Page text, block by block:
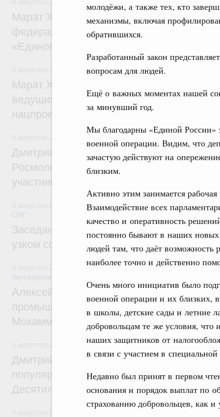
молодёжи, а также тех, кто
механизмы, включая
обратившихся.
Разработанный закон
вопросам для людей.
Ещё о важных моментах нашей
за минувший год.
Мы благодарны «Единой России»
военной операции. Видим, что
зачастую действуют на
близким.
Активно этим занимается
Взаимодействие всех
качество и оперативность
постоянно бывают в наших
людей там, что даёт возможность
наиболее точно и действенно
Очень много инициатив было
военной операции и их близких,
в школы, детские сады и летние
добровольцам те же условия,
наших защитников от
в связи с участием в
Недавно был принят в первом
основания и порядок выплат по
страхованию добровольцев, как
Марат Хуснуллин: Более 130
федерального значения построено под
«Единого заказчика»
Национальный проект «Инфраструктура
Марат Хуснуллин: Порядка 200
ведущих к спортивным объектам,
нацпроекту «Инфраструктура для
Молодёжная политика
Дмитрий Чернышенко, Сергей Кравцов и
Росмолодёжи Григорий Гуров
участников проекта «Кольцо открытий»
Евразийский экономический союз.
СНГ
Заседание Евразийского
узком составе
Экономические отношения с
двусторонней основе
Алексей Оверчук провёл рабочую
промышленности, недропользования и
Мохаммадом Атабаком
Внутренний и въездной туризм
Дмитрий Чернышенко: Порядка 110
популярного туризма в 35 регионах
Десятилетия науки и технологий